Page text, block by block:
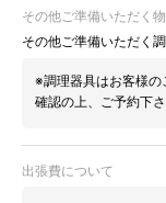
その他ご準備いただく物
その他ご準備いただく
※調理器具はお客様の
確認の上、ご予約下さ
出張費について